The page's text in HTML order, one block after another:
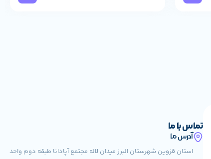
تماس با ما
آدرس ما
استان قزوین شهرستان البرز میدان لاله مجتمع آپادانا طبقه دوم واحد